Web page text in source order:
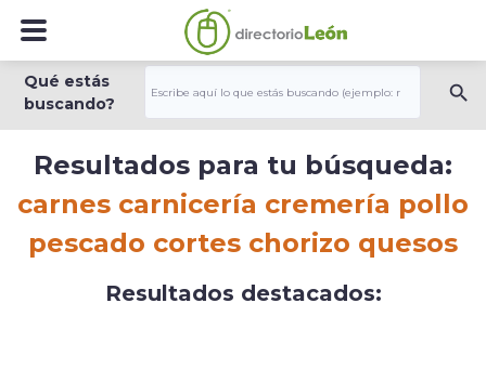
Qué estás
buscando?
Resultados para tu búsqueda:
carnes carnicería cremería pollo
pescado cortes chorizo quesos
Resultados destacados: